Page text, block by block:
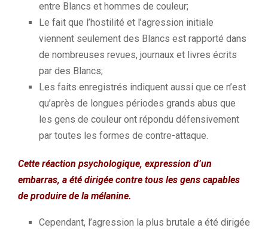
entre Blancs et hommes de couleur;
Le fait que l’hostilité et l’agression initiale
viennent seulement des Blancs est rapporté dans
de nombreuses revues, journaux et livres écrits
par des Blancs;
Les faits enregistrés indiquent aussi que ce n’est
qu’après de longues périodes grands abus que
les gens de couleur ont répondu défensivement
par toutes les formes de contre-attaque.
Cette réaction psychologique, expression d’un
embarras, a été dirigée contre tous les gens capables
de produire de la mélanine.
Cependant, l’agression la plus brutale a été dirigée